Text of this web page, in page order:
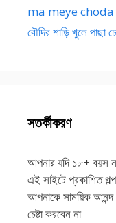
ma meye choda মা
বৌদির শাড়ি খুলে পাছা
সতর্কীকরণ
আপনার যদি ১৮+ বয়স
এই সাইটে প্রকাশিত
আপনাকে সাময়িক আনন্দ
চেষ্টা করবেন না